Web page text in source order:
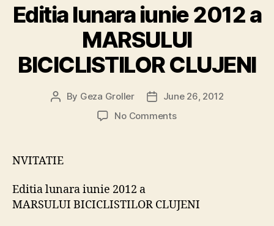
Editia lunara iunie 2012 a
MARSULUI
BICICLISTILOR CLUJENI
Post
By Geza Groller
PostJune 26, 2012
No Commentson
BICICLISTILOR
NVITATIE
Editia lunara iunie 2012 a
MARSULUI BICICLISTILOR CLUJENI